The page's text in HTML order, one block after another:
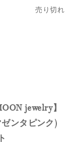
売り切れ
jewelry】
ンタピンク)